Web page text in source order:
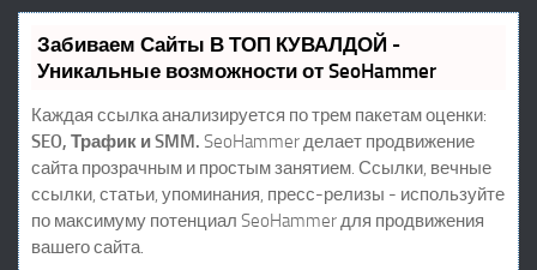
Забиваем Сайты В ТОП КУВАЛДОЙ -
Уникальные возможности от SeoHammer
Каждая ссылка анализируется по трем пакетам оценки:
SEO, Трафик и SMM. SeoHammer делает продвижение
сайта прозрачным и простым занятием. Ссылки, вечные
ссылки, статьи, упоминания, пресс-релизы - используйте
по максимуму потенциал SeoHammer для продвижения
вашего сайта.